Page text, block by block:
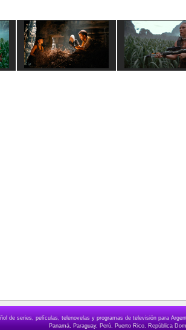
de series, películas, telenovelas y programas de televisión para
Panamá, Paraguay, Perú, Puerto Rico, República